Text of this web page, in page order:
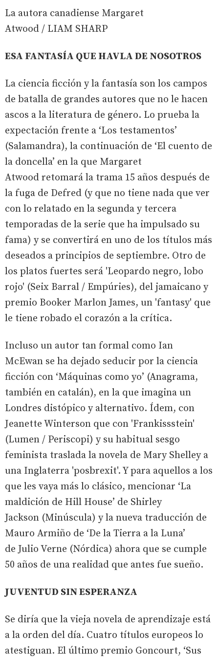
La autora canadiense Margaret
Atwood / LIAM SHARP
ESA FANTASÍA QUE HAVLA DE NOSOTROS
La ciencia ficción y la fantasía son los campos
de batalla de grandes autores que no le hacen
ascos a la literatura de género. Lo prueba la
expectación frente a ‘Los testamentos’
(Salamandra), la continuación de ‘El cuento de
la doncella’ en la que Margaret
Atwood retomará la trama 15 años después de
la fuga de Defred (y que no tiene nada que ver
con lo relatado en la segunda y tercera
temporadas de la serie que ha impulsado su
fama) y se convertirá en uno de los títulos más
deseados a principios de septiembre. Otro de
los platos fuertes será 'Leopardo negro, lobo
rojo' (Seix Barral / Empúries), del jamaicano y
premio Booker Marlon James, un 'fantasy' que
le tiene robado el corazón a la crítica.
Incluso un autor tan formal como Ian
McEwan se ha dejado seducir por la ciencia
ficción con ‘Máquinas como yo’ (Anagrama,
también en catalán), en la que imagina un
Londres distópico y alternativo. Ídem, con
Jeanette Winterson que con 'Frankissstein'
(Lumen / Periscopi) y su habitual sesgo
feminista traslada la novela de Mary Shelley a
una Inglaterra 'posbrexit'. Y para aquellos a los
que les vaya más lo clásico, mencionar ‘La
maldición de Hill House’ de Shirley
Jackson (Minúscula) y la nueva traducción de
Mauro Armiño de ‘De la Tierra a la Luna’
de Julio Verne (Nórdica) ahora que se cumple
50 años de una realidad que antes fue sueño.
JUVENTUD SIN ESPERANZA
Se diría que la vieja novela de aprendizaje está
a la orden del día. Cuatro títulos europeos lo
atestiguan. El último premio Goncourt, ‘Sus